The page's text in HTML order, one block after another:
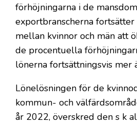
förhöjningarna i de
exportbranscherna
mellan kvinnor och män att
de procentuella
lönerna fortsättningsvis mer
Lönelösningen för de
kommun- och
år 2022, överskred den s k